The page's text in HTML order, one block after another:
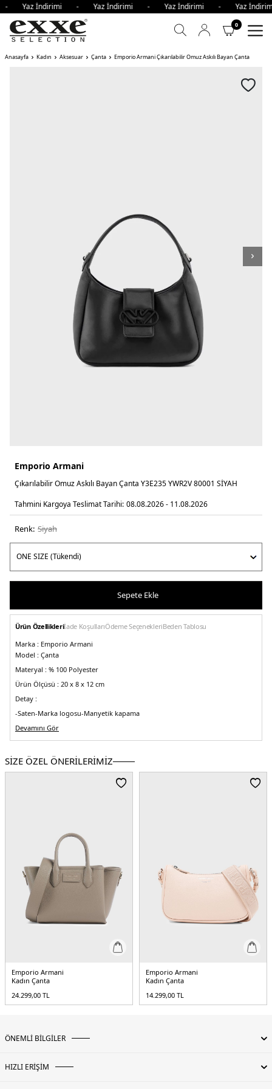
- Yaz İndirimi - Yaz İndirimi - Yaz İndirimi - Yaz
0
Anasayfa Kadın Aksesuar Çanta Emporio Armani Çıkarılabilir Omuz Askılı Bayan Çanta
Emporio Armani
Çıkarılabilir Omuz Askılı Bayan Çanta Y3E235 YWR2V 80001 SİYAH
Tahmini Kargoya Teslimat Tarihi: 08.08.2026 - 11.08.2026
Renk: si̇yah
Sepete Ekle
Ürün Özellikleriİade KoşullarıÖdeme SeçenekleriBeden Tablosu
Marka : Emporio Armani
Model : Çanta
Materyal : % 100 Polyester
Ürün Ölçüsü : 20 x 8 x 12 cm
Detay :
-Saten-Marka logosu-Manyetik kapama
-İçinde fermuarlı mini cüzdan detaylı
yaklaşık 90-100 cm
5DY2Y3E235YWR2V80001.07
Devamını Gör
SİZE ÖZEL ÖNERİLERİMİZ
Emporio Armani
Kadın Çanta
24.299,00 TL
Emporio Armani
Kadın Çanta
14.299,00 TL
ÖNEMLİ BİLGİLER
HIZLI ERİŞİM